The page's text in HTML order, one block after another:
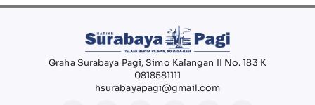
Graha Surabaya Pagi, Simo Kalangan II No. 183 K
0818581111
hsurabayapagi@gmail.com